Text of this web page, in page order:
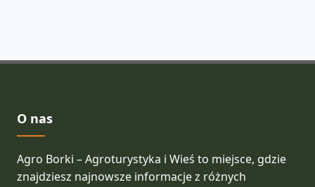
O nas
Agro Borki – Agroturystyka i Wieś to miejsce, gdzie
znajdziesz najnowsze informacje z różnych